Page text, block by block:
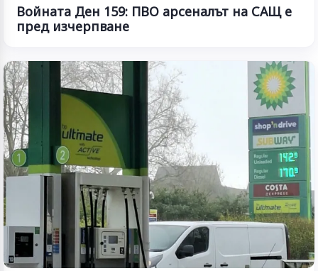
Войната Ден 159: ПВО арсеналът на САЩ е
пред изчерпване